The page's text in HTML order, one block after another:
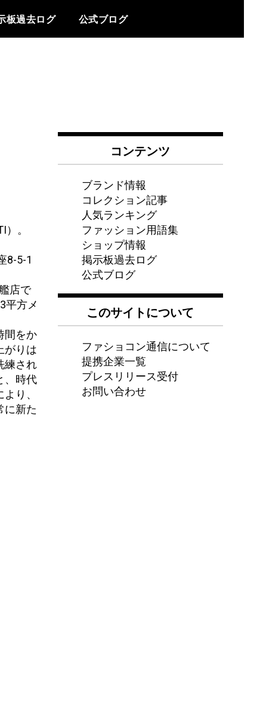
板過去ログ 公式ブログ
。
8-5-1
店で
平方メ
間をか
がりは
練され
、時代
り、
に新た
コンテンツ
ブランド情報
コレクション記事
人気ランキング
ファッション用語集
ショップ情報
掲示板過去ログ
公式ブログ
このサイトについて
ファショコン通信について
提携企業一覧
プレスリリース受付
お問い合わせ